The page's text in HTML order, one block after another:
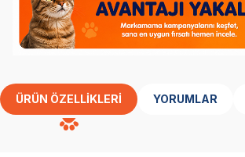
ÜRÜN ÖZELLIKLERI YORUMLAR